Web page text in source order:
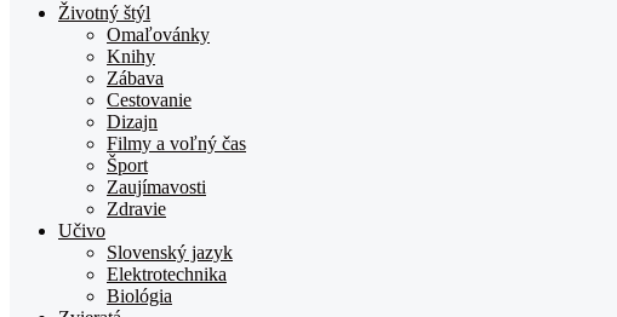
stranka
TOPden.sk
Životný štýl
Omaľovánky
Knihy
Zábava
Cestovanie
Dizajn
Filmy a voľný čas
Šport
Zaujímavosti
Zdravie
Učivo
Slovenský jazyk
Elektrotechnika
Biológia